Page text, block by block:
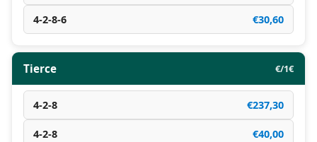
4-2-8-6 €30,60
Tierce €/1€
4-2-8 €237,30
4-2-8 €40,00